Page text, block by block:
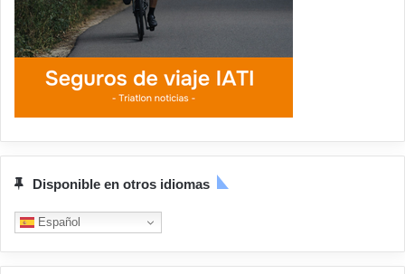
Disponible en otros idiomas
Español